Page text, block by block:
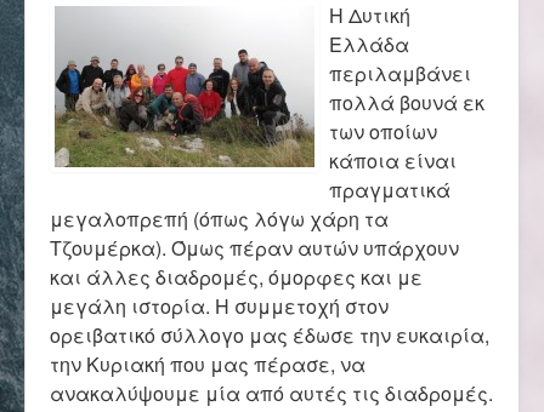
Ορειβασία
Αναρρίχηση
Βουνό και φύση
Η Δυτική
Ελλάδα
περιλαμβάνει
πολλά βουνά εκ
των οποίων
κάποια είναι
πραγματικά
μεγαλοπρεπή (όπως λόγω χάρη τα
Τζουμέρκα). Όμως πέραν αυτών υπάρχουν
και άλλες διαδρομές, όμορφες και με
μεγάλη ιστορία. Η συμμετοχή στον
ορειβατικό σύλλογο μας έδωσε την ευκαιρία,
την Κυριακή που μας πέρασε, να
ανακαλύψουμε μία από αυτές τις διαδρομές.